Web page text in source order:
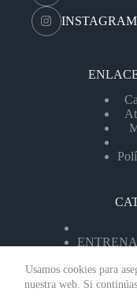
Usamos cookies para
nuestra web. Si
INSTAGRAM